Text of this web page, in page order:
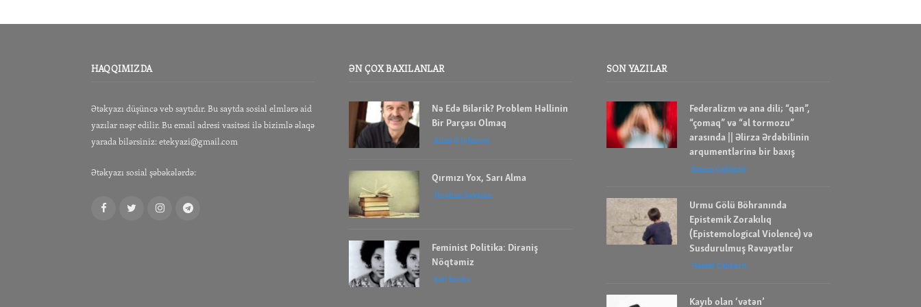
HAQQIMIZDA
Ətəkyazı düşüncə veb saytıdır. Bu saytda sosial elmlərə aid
yazılar nəşr edilir. Bu email adresi vasitəsi ilə bizimlə əlaqə
yarada bilərsiniz: etekyazi@gmail.com
Ətəkyazı sosial şəbəkələrdə:
FacebookTwitterInstagramTelegram
ƏN ÇOX BAXILANLAR
Nə Edə Bilərik? Problem Həllinin
Bir Parçası Olmaq
Allan G Johnson
Qırmızı Yox, Sarı Alma
İbrahım Savalan
Feminist Politika: Dirəniş
Nöqtəmiz
bell hooks
SON YAZILAR
Federalizm və ana dili; “qan”,
“çomaq” və “əl tormozu”
arasında || Əlirza Ərdəbilinin
arqumentlərinə bir baxış
Ramin Cabbarlı
Urmu Gölü Böhranında
Epistemik Zorakılıq
(Epistemological Violence) və
Susdurulmuş Rəvayətlər
Həmid Cabbarlı
Kayıb olan ‘vətən’